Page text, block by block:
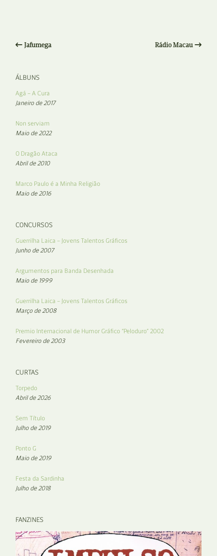
Jafumega Rádio Macau
ÁLBUNS
Agá – A Cura
Janeiro de 2017
Non serviam
Maio de 2022
O Dragão Ataca
Abril de 2010
Marco Paulo é a Minha Religião
Maio de 2016
CONCURSOS
Guerrilha Laica – Jovens Talentos Gráficos
Junho de 2007
Argumentos para Banda Desenhada
Maio de 1999
Guerrilha Laica – Jovens Talentos Gráficos
Março de 2008
Premio Internacional de Humor Gráfico “Peloduro” 2002
Fevereiro de 2003
CURTAS
Torpedo
Abril de 2026
Sem Título
Julho de 2019
Ponto G
Maio de 2019
Festa da Sardinha
Julho de 2018
FANZINES